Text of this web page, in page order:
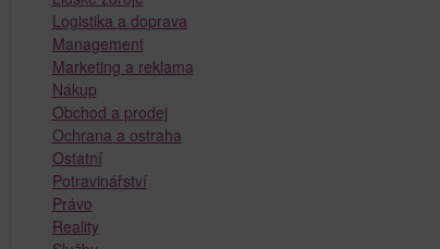
Logistika a doprava
Management
Marketing a reklama
Nákup
Obchod a prodej
Ochrana a ostraha
Ostatní
Potravinářství
Právo
Reality